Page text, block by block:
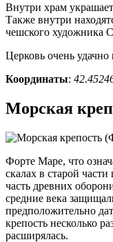
Внутри храм
Также внутри
чешского художника
Церковь очень
Координаты:
Морская
Форте Маре, что
скалах в старой
часть древних
средние века
предположительно
крепость несколько
расширялась.